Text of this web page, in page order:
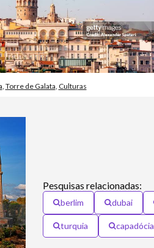
Torre de Galata Culturas
Pesquisas relacionadas:
berlim dubai
turquia capadócia